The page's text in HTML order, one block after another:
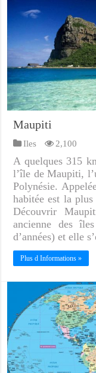
Maupiti
Iles 2,100
A quelques 315
l’île de Maupiti,
Polynésie.
habitée est la
Découvrir
ancienne des
d’années) et elle
Plus d Informations »